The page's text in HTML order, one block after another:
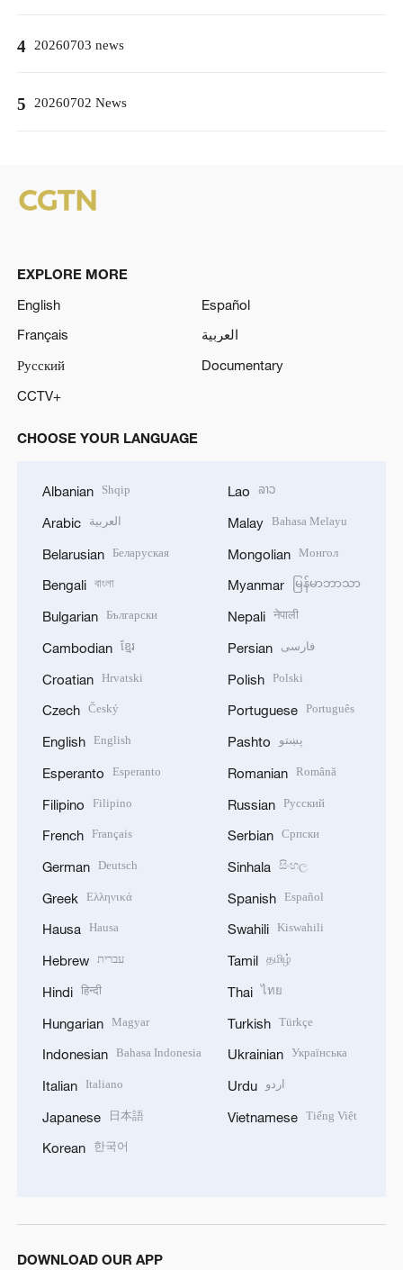
4 20260703 news
5 20260702 News
EXPLORE MORE
English
Español
Français
العربية
Русский
Documentary
CCTV+
CHOOSE YOUR LANGUAGE
Albanian Shqip
Arabic العربية
Belarusian Беларуская
Bengali বাংলা
Bulgarian Български
Cambodian ខ្មែរ
Croatian Hrvatski
Czech Český
English English
Esperanto Esperanto
Filipino Filipino
French Français
German Deutsch
Greek Ελληνικά
Hausa Hausa
Hebrew עברית
Hindi हिन्दी
Hungarian Magyar
Indonesian Bahasa Indonesia
Italian Italiano
Japanese 日本語
Korean 한국어
Lao ລາວ
Malay Bahasa Melayu
Mongolian Монгол
Myanmar မြန်မာဘာသာ
Nepali नेपाली
Persian فارسی
Polish Polski
Portuguese Português
Pashto پښتو
Romanian Română
Russian Русский
Serbian Српски
Sinhala සිංහල
Spanish Español
Swahili Kiswahili
Tamil தமிழ்
Thai ไทย
Turkish Türkçe
Ukrainian Українська
Urdu اردو
Vietnamese Tiếng Việt
DOWNLOAD OUR APP